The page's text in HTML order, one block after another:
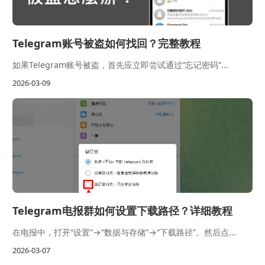
Telegram账号被盗如何找回？完整教程
如果Telegram账号被盗，首先应立即尝试通过“忘记密码”...
2026-03-09
Telegram电报群如何设置下载路径？详细教程
在电报中，打开“设置”→“数据与存储”→“下载路径”。然后点...
2026-03-07